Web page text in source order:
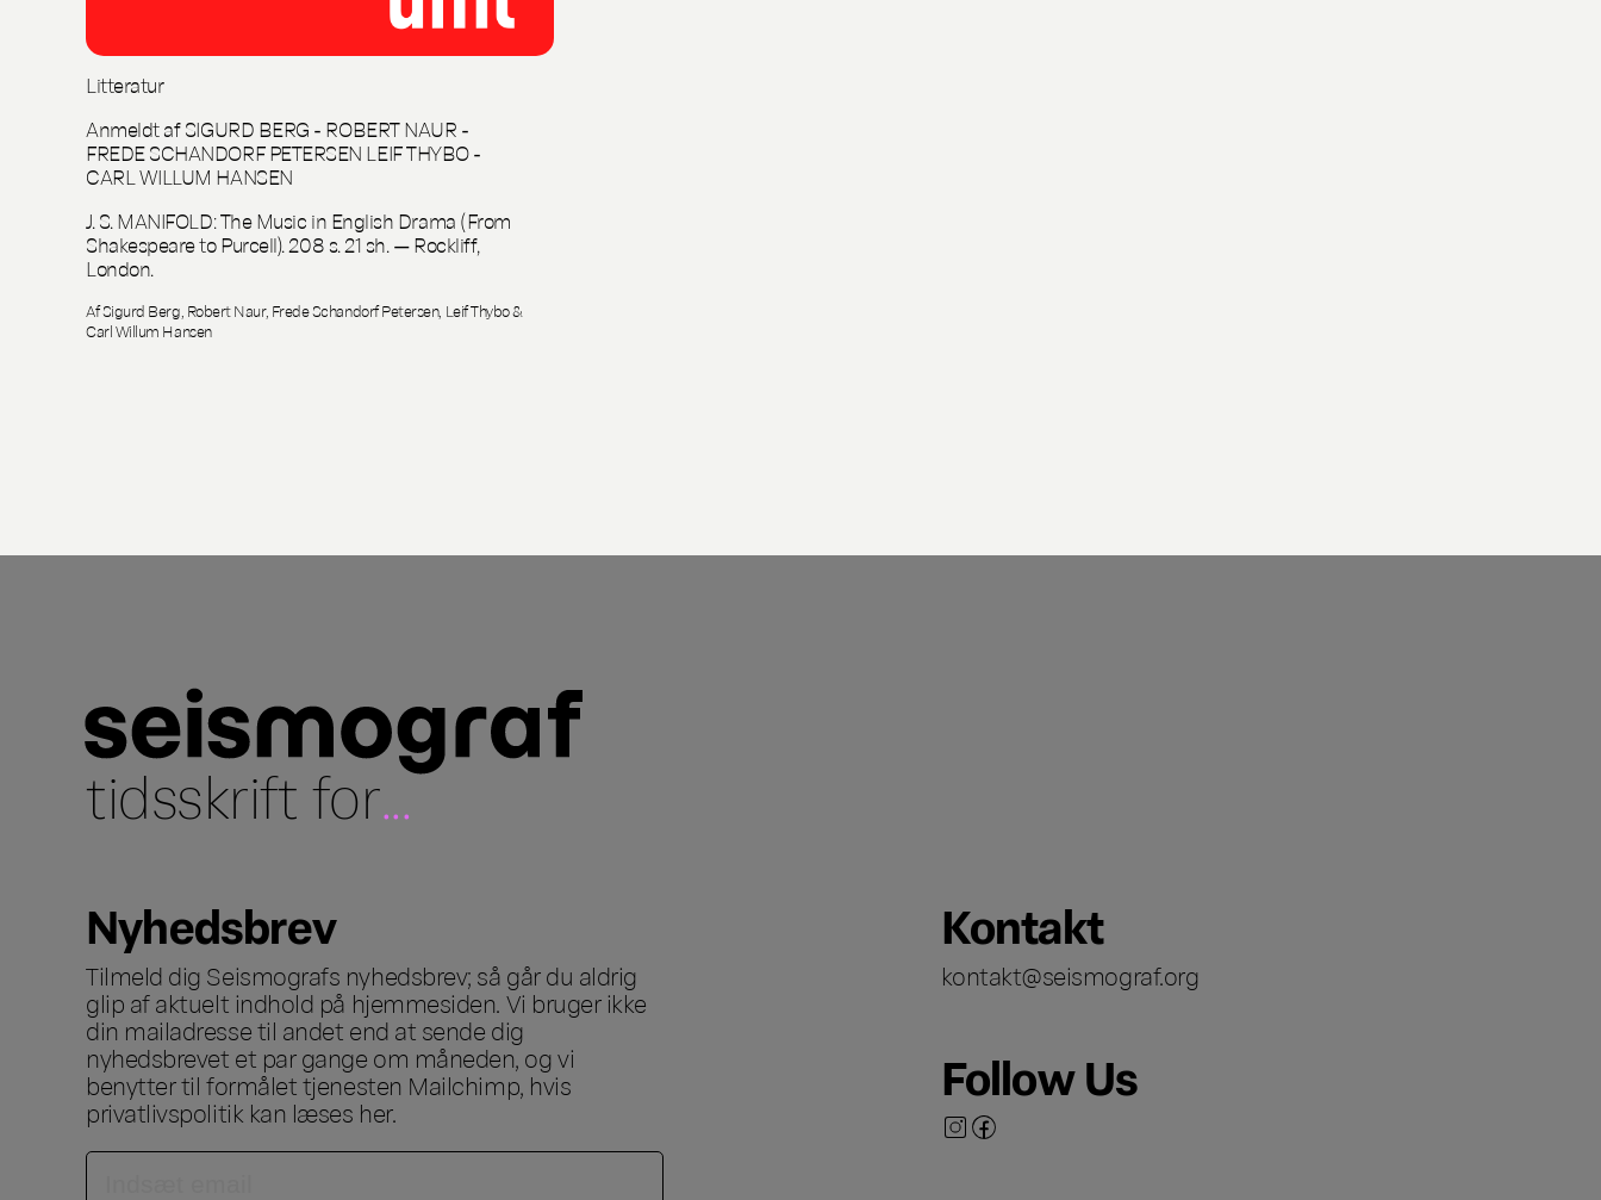
Litteratur
Anmeldt af SIGURD BERG - ROBERT NAUR -
FREDE SCHANDORF PETERSEN LEIF THYBO -
CARL WILLUM HANSEN
J. S. MANIFOLD: The Music in English Drama (From
Shakespeare to Purcell). 208 s. 21 sh. — Rockliff,
London.
Af Sigurd Berg, Robert Naur, Frede Schandorf Petersen, Leif Thybo &
Carl Willum Hansen
tidsskrift for...
Nyhedsbrev
Tilmeld dig Seismografs nyhedsbrev; så går du aldrig
glip af aktuelt indhold på hjemmesiden. Vi bruger ikke
din mailadresse til andet end at sende dig
nyhedsbrevet et par gange om måneden, og vi
benytter til formålet tjenesten Mailchimp, hvis
privatlivspolitik kan læses her.
Kontakt
kontakt@seismograf.org
Follow Us